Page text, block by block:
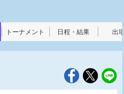
トーナメント 日程・結果 出